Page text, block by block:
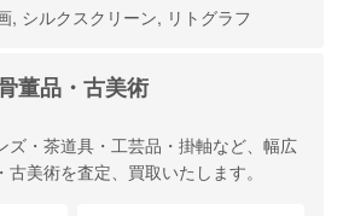
, シルクスクリーン, リトグラフ
董品・古美術
ズ・茶道具・工芸品・掛軸など、幅広
美術を査定、買取いたします。